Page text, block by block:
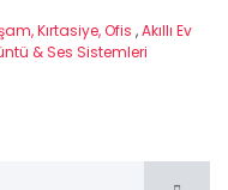
Kırtasiye, Ofis ,Akıllı Ev
& Ses Sistemleri